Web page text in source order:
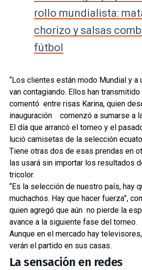
rollo mundialista:
chorizo y salsas
fútbol
“Los clientes están modo Mundial y a
van contagiando. Ellos han
comentó entre risas Karina, quien
inauguración comenzó a sumarse a
El día que arrancó el torneo y el
lució camisetas de la selección
Tiene otras dos de esas prendas en
las usará sin importar los resultados
tricolor.
“Es la selección de nuestro país, hay
muchachos. Hay que hacer fuerza”,
quien agregó que aún no pierde la
avance a la siguiente fase del torneo.
Aunque en el mercado hay
verán el partido en sus casas.
La sensación en redes